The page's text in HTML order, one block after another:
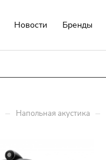
Новости Бренды
– Напольная акустика –